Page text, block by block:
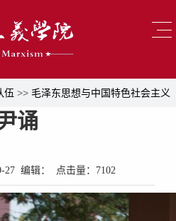
伍 >> 毛泽东思想与中国特色社会主义
诵
27 编辑： 点击量： 7102